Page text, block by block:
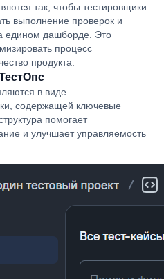
так, чтобы тестировщики
выполнение проверок и
едином дашборде. Это
процесс
продукта.
в виде
содержащей ключевые
помогает
и улучшает управляемость